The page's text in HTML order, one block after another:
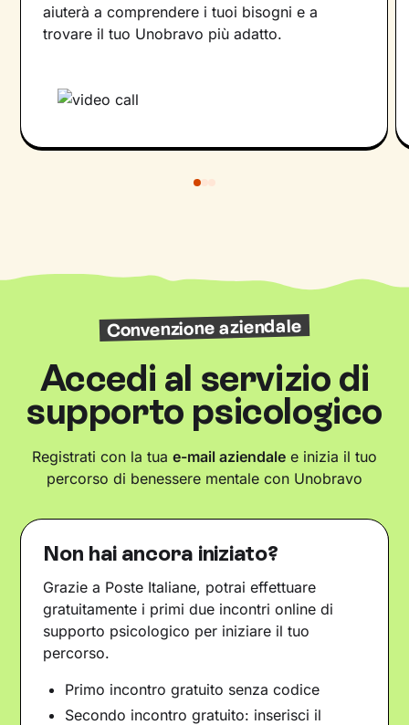
aiuterà a comprendere i tuoi bisogni e a
trovare il tuo Unobravo più adatto.
Convenzione aziendale
Accedi al servizio di
supporto psicologico
Registrati con la tua e-mail aziendale e inizia il tuo
percorso di benessere mentale con Unobravo
Non hai ancora iniziato?
Grazie a Poste Italiane, potrai effettuare
gratuitamente i primi due incontri online di
supporto psicologico per iniziare il tuo
percorso.
Primo incontro gratuito senza codice
Secondo incontro gratuito: inserisci il